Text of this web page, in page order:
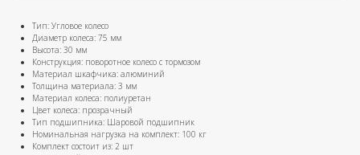
Тип: Угловое колесо
Диаметр колеса: 75 мм
Высота: 30 мм
Конструкция: поворотное колесо с тормозом
Материал шкафчика: алюминий
Толщина материала: 3 мм
Материал колеса: полиуретан
Цвет колеса: прозрачный
Тип подшипника: Шаровой подшипник
Номинальная нагрузка на комплект: 100 кг
Комплект состоит из: 2 шт